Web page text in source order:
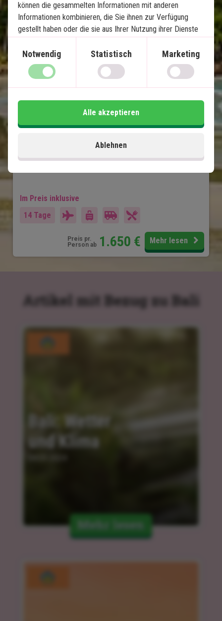
Bali Highlights & Strandurlaub
auf Nusa Lembongan
8 Nächte Rundreise - Ubud, Lovina und Sanur
3-Nächte-Strandurlaub auf Nusa Lembongan
Privater deutscher Fahrer/Reiseleiter
4-Sterne Hotels mit Schwimmbad
Tempel, Reis - Terrassen und Lavastrände
Inselatmosphäre, paradiesische Strände und
Im Preis inklusive
14 Tage
Preis pr.
Person ab 1.650 € Mehr lesen
Artikel mit Bezug zu Bali
Bali: Wetter
und Klima
Mehr lesen
können die gesammelten Informationen mit anderen
Informationen kombinieren, die Sie ihnen zur Verfügung
gestellt haben oder die sie aus Ihrer Nutzung ihrer Dienste
Notwendig Statistisch Marketing
Ablehnen
Alle akzeptieren